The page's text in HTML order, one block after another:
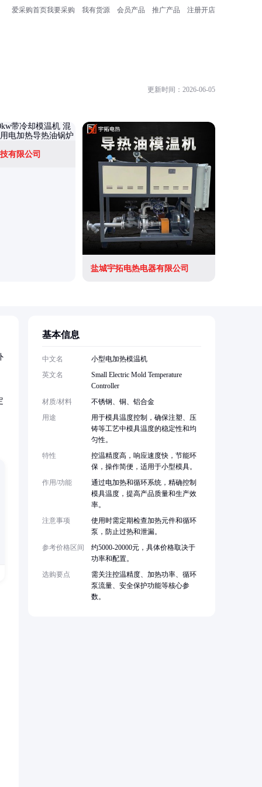
爱采购首页我要采购 我有货源 会员产品 推广产品 注册开店
更新时间：2026-06-05
有限公司
盐城宇拓电热电器有限公司
基本信息
中文名
小型电加热模温机
英文名
Small Electric Mold Temperature
Controller
材质/材料
不锈钢、铜、铝合金
用途
用于模具温度控制，确保注塑、压
铸等工艺中模具温度的稳定性和均
匀性。
特性
控温精度高，响应速度快，节能环
保，操作简便，适用于小型模具。
作用/功能
通过电加热和循环系统，精确控制
模具温度，提高产品质量和生产效
率。
注意事项
使用时需定期检查加热元件和循环
泵，防止过热和泄漏。
参考价格区间
约5000-20000元，具体价格取决于
功率和配置。
选购要点
需关注控温精度、加热功率、循环
泵流量、安全保护功能等核心参
数。